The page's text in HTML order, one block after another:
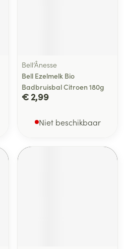
Bell’Ânesse
Bell Ezelmelk Bio
Badbruisbal Citroen 180g
€ 2,99
Niet beschikbaar